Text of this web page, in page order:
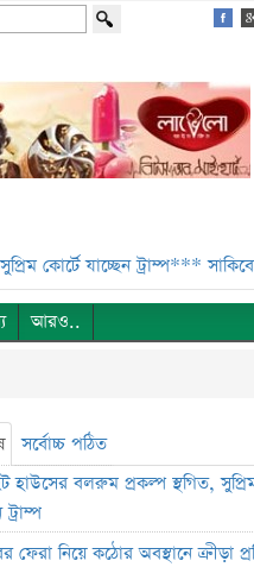
যাচ্ছেন ট্রাম্প*** সাকিবের ফেরা
আরও..
সর্বোচ্চ পঠিত
হাউসের বলরুম প্রকল্প স্থগিত,
ট্রাম্প
ফেরা নিয়ে কঠোর অবস্থানে ক্রীড়া